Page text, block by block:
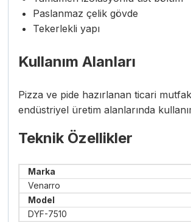
Paslanmaz çelik gövde
Tekerlekli yapı
Kullanım Alanları
Pizza ve pide hazırlanan ticari
endüstriyel üretim alanlarında
Teknik Özellikler
Marka
Venarro
Model
DYF-7510